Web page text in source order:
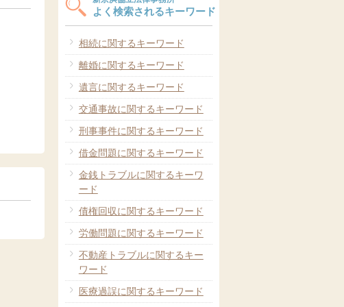
よく検索されるキーワード
相続に関するキーワード
離婚に関するキーワード
遺言に関するキーワード
交通事故に関するキーワード
刑事事件に関するキーワード
借金問題に関するキーワード
金銭トラブルに関するキーワ
ード
債権回収に関するキーワード
労働問題に関するキーワード
不動産トラブルに関するキー
ワード
医療過誤に関するキーワード